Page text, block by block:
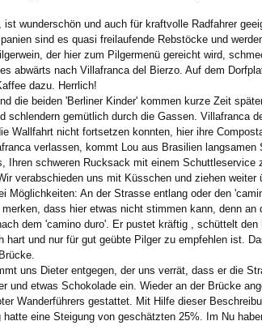
ist wunderschön und auch für kraftvolle Radfahrer
sind es quasi freilaufende Rebstöcke und
der hier zum Pilgermenü gereicht wird,
abwärts nach Villafranca del Bierzo. Auf dem
dazu. Herrlich!
die beiden 'Berliner Kinder' kommen kurze Zeit
schlendern gemütlich durch die Gassen. Villafranca
Wallfahrt nicht fortsetzen konnten, hier ihre
verlassen, kommt Lou aus Brasilien
Ihren schweren Rucksack mit einem
verabschieden uns mit Küsschen und ziehen weiter
Möglichkeiten: An der Strasse entlang oder den
dass hier etwas nicht stimmen kann, denn
dem 'camino duro'. Er pustet kräftig , schüttelt
hart und nur für gut geübte Pilger zu empfehlen ist.
uns Dieter entgegen, der uns verrät, dass er die
und etwas Schokolade ein. Wieder an der Brücke
Wanderführers gestattet. Mit Hilfe dieser
hatte eine Steigung von geschätzten 25%. Im Nu